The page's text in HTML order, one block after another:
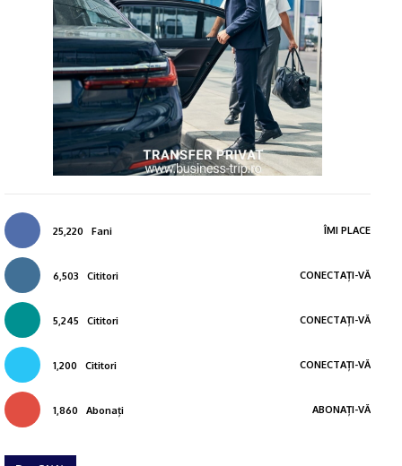
25,220 Fani ÎMI PLACE
6,503 Cititori CONECTAȚI-VĂ
5,245 Cititori CONECTAȚI-VĂ
1,200 Cititori CONECTAȚI-VĂ
1,860 Abonați ABONAȚI-VĂ